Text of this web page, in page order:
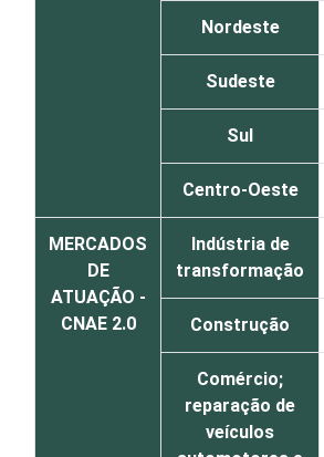
Nordeste
Sudeste
Sul
Centro-Oeste
MERCADOS
DE
ATUAÇÃO -
CNAE 2.0
Indústria de
transformação
Construção
Comércio;
reparação de
veículos